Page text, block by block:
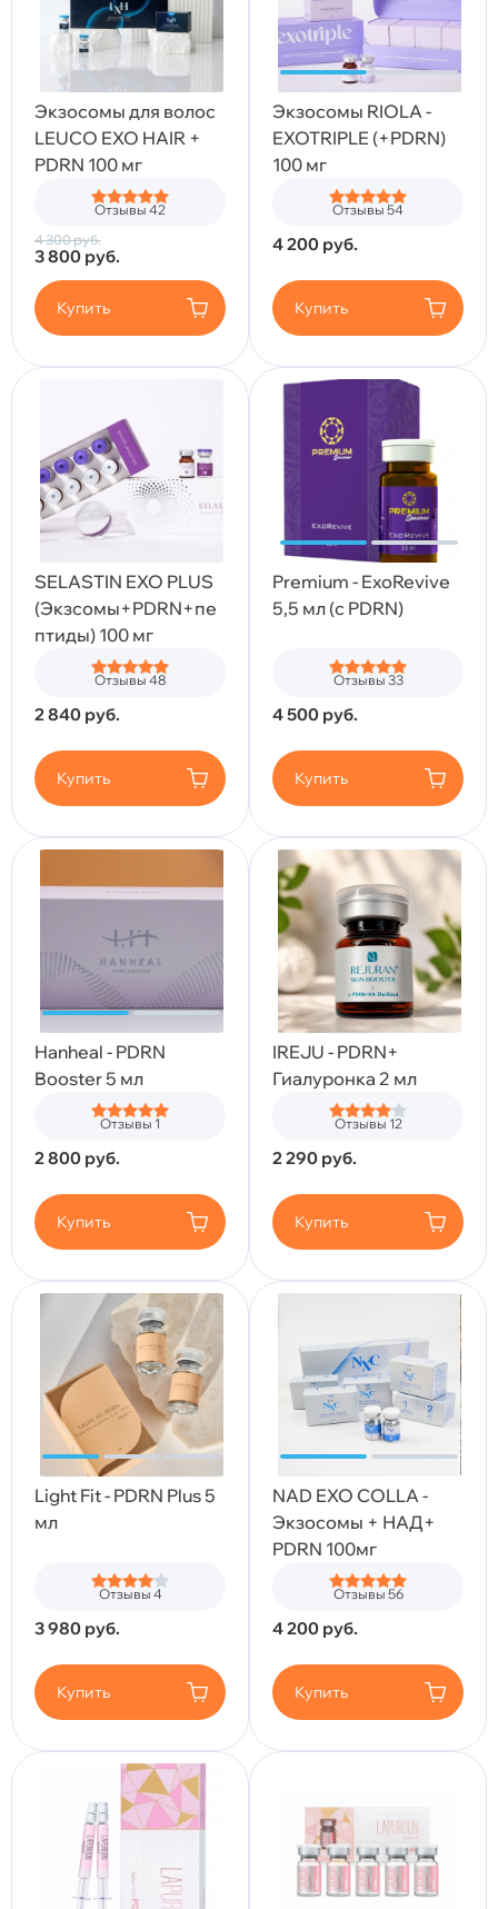
Экзосомы для волос
LEUCO EXO HAIR +
PDRN 100 мг
Отзывы 42
4 300руб.
3 800 руб.
Купить
Экзосомы RIOLA -
EXOTRIPLE (+PDRN)
100 мг
Отзывы 54
4 200 руб.
Купить
SELASTIN EXO PLUS
(Экзсомы+PDRN+пе
птиды) 100 мг
Отзывы 48
2 840 руб.
Купить
Premium - ExoRevive
5,5 мл (с PDRN)
Отзывы 33
4 500 руб.
Купить
Hanheal - PDRN
Booster 5 мл
Отзывы 1
2 800 руб.
Купить
IREJU - PDRN+
Гиалуронка 2 мл
Отзывы 12
2 290 руб.
Купить
Light Fit - PDRN Plus 5
мл
Отзывы 4
3 980 руб.
Купить
NAD EXO COLLA -
Экзосомы + НАД+
PDRN 100мг
Отзывы 56
4 200 руб.
Купить